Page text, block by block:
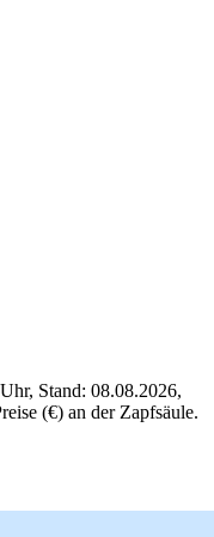
Stand: 08.08.2026,
(€) an der Zapfsäule.